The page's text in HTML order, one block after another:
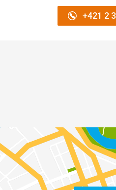
+421 2